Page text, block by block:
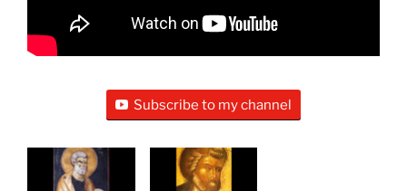
Subscribe to my channel